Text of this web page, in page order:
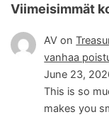
Viimeisimmät
AV on
vanhaa
June 23,
This is so
makes you